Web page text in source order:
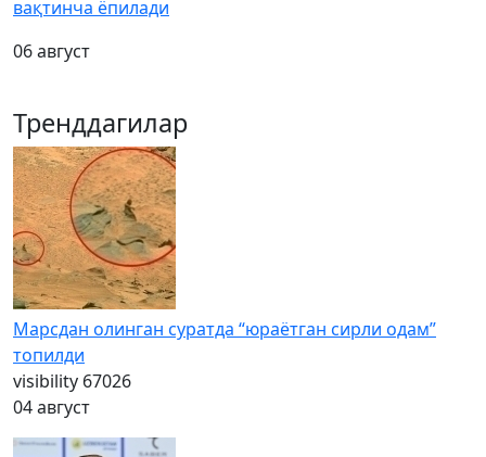
вақтинча ёпилади
06 август
Тренддагилар
Марсдан олинган суратда “юраётган сирли одам”
топилди
visibility 67026
04 август